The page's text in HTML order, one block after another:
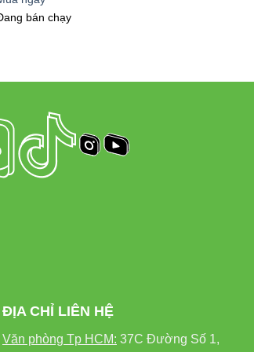
THÔNG THƯỜNG
bán chạy
ĐỊA CHỈ LIÊN HỆ
Văn phòng Tp HCM: 37C Đường Số 1,